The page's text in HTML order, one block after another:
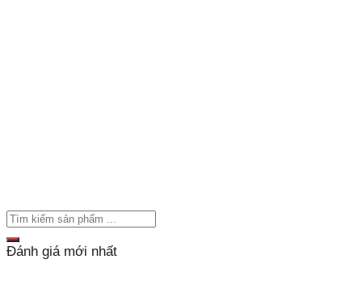
Đánh giá mới nhất